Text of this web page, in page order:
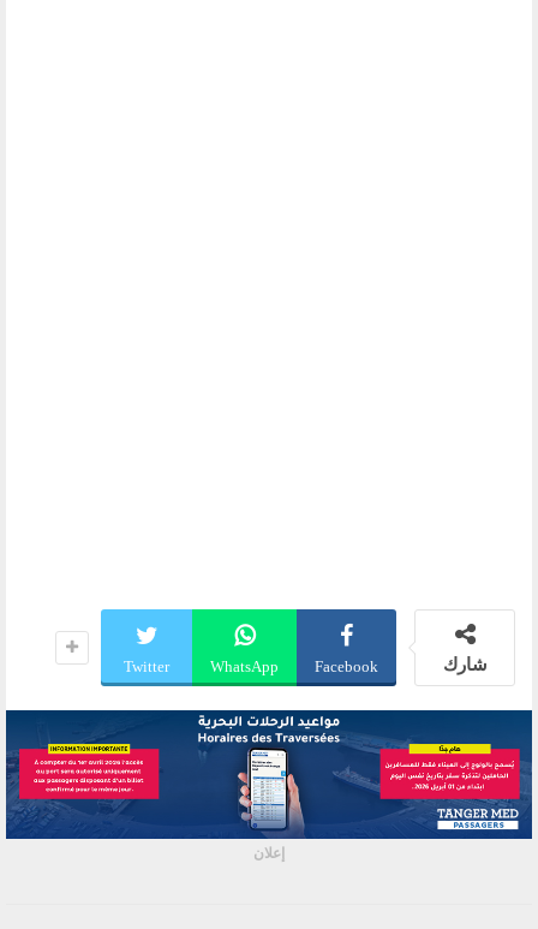
شارك Facebook
WhatsApp
Twitter
إعلان